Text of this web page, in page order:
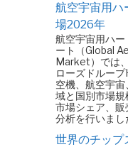
航空宇宙用ハ
場2026年
航空宇宙用ハ
ート（Global
Market）では
ローズドルー
空機、航空宇
域と国別市場規
市場シェア、
分析を行いま
世界のチッ